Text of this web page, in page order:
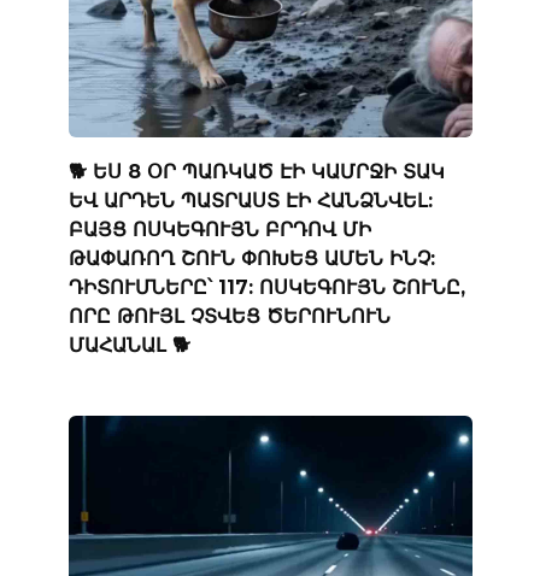
🐕 ԵՍ 8 ՕՐ ՊԱՌԿԱԾ ԷԻ ԿԱՄՐՋԻ ՏԱԿ
ԵՎ ԱՐԴԵՆ ՊԱՏՐԱՍՏ ԷԻ ՀԱՆՁՆՎԵԼ:
ԲԱՅՑ ՈՍԿԵԳՈՒՅՆ ԲՐԴՈՎ ՄԻ
ԹԱՓԱՌՈՂ ՇՈՒՆ ՓՈԽԵՑ ԱՄԵՆ ԻՆՉ:
ԴԻՏՈՒՄՆԵՐԸ՝ 117: ՈՍԿԵԳՈՒՅՆ ՇՈՒՆԸ,
ՈՐԸ ԹՈՒՅԼ ՉՏՎԵՑ ԾԵՐՈՒՆՈՒՆ
ՄԱՀԱՆԱԼ 🐕